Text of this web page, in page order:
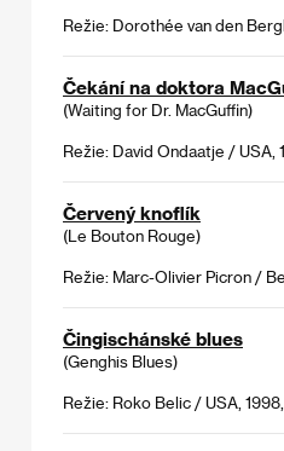
Režie: Dorothée van den
Čekání na doktora
(Waiting for Dr. MacGuffin)
Režie: David Ondaatje / USA,
Červený knoflík
(Le Bouton Rouge)
Režie: Marc-Olivier Picron /
Čingischánské blues
(Genghis Blues)
Režie: Roko Belic / USA,